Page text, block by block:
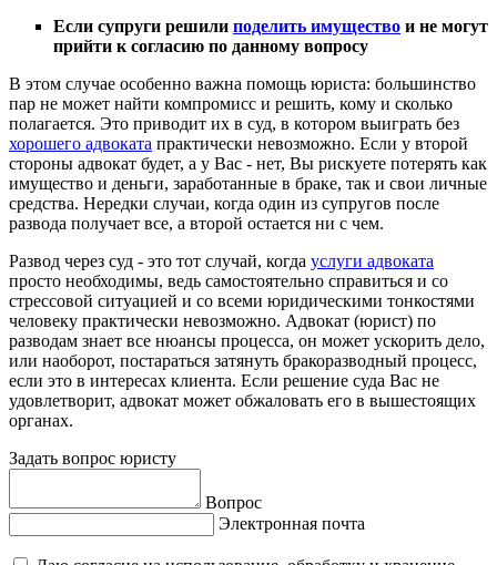
Если супруги решили поделить имущество и не могут
прийти к согласию по данному вопросу
В этом случае особенно важна помощь юриста: большинство
пар не может найти компромисс и решить, кому и сколько
полагается. Это приводит их в суд, в котором выиграть без
хорошего адвоката практически невозможно. Если у второй
стороны адвокат будет, а у Вас - нет, Вы рискуете потерять как
имущество и деньги, заработанные в браке, так и свои личные
средства. Нередки случаи, когда один из супругов после
развода получает все, а второй остается ни с чем.
Развод через суд - это тот случай, когда услуги адвоката
просто необходимы, ведь самостоятельно справиться и со
стрессовой ситуацией и со всеми юридическими тонкостями
человеку практически невозможно. Адвокат (юрист) по
разводам знает все нюансы процесса, он может ускорить дело,
или наоборот, постараться затянуть бракоразводный процесс,
если это в интересах клиента. Если решение суда Вас не
удовлетворит, адвокат может обжаловать его в вышестоящих
органах.
Задать вопрос юристу
Вопрос
Электронная почта